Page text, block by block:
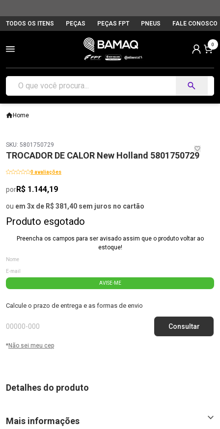
TODOS OS ITENS PEÇAS PEÇAS FPT PNEUS FALE CONOSCO
0
Home
SKU: 5801750729
TROCADOR DE CALOR New Holland 5801750729
0 avaliações
porR$ 1.144,19
ou em 3x de R$ 381,40 sem juros no cartão
Produto esgotado
Preencha os campos para ser avisado assim que o produto voltar ao
estoque!
AVISE-ME
Calcule o prazo de entrega e as formas de envio
*Não sei meu cep
Detalhes do produto
Mais informações